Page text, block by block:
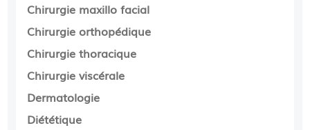
Chirurgie maxillo facial
Chirurgie orthopédique
Chirurgie thoracique
Chirurgie viscérale
Dermatologie
Diététique